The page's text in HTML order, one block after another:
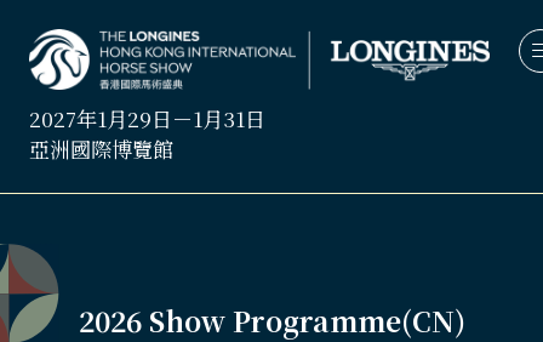
2027年1月29日－1月31日
亞洲國際博覽館
2026 Show Programme(CN)